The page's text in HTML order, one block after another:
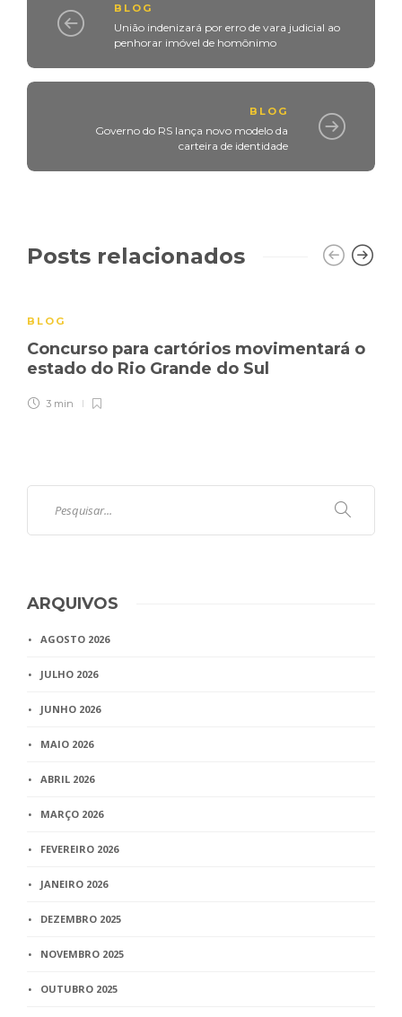
BLOG
União indenizará por erro de vara judicial ao
penhorar imóvel de homônimo
BLOG
Governo do RS lança novo modelo da
carteira de identidade
Posts relacionados
BLOG
Concurso para cartórios movimentará o
estado do Rio Grande do Sul
3 min
ARQUIVOS
AGOSTO 2026
JULHO 2026
JUNHO 2026
MAIO 2026
ABRIL 2026
MARÇO 2026
FEVEREIRO 2026
JANEIRO 2026
DEZEMBRO 2025
NOVEMBRO 2025
OUTUBRO 2025